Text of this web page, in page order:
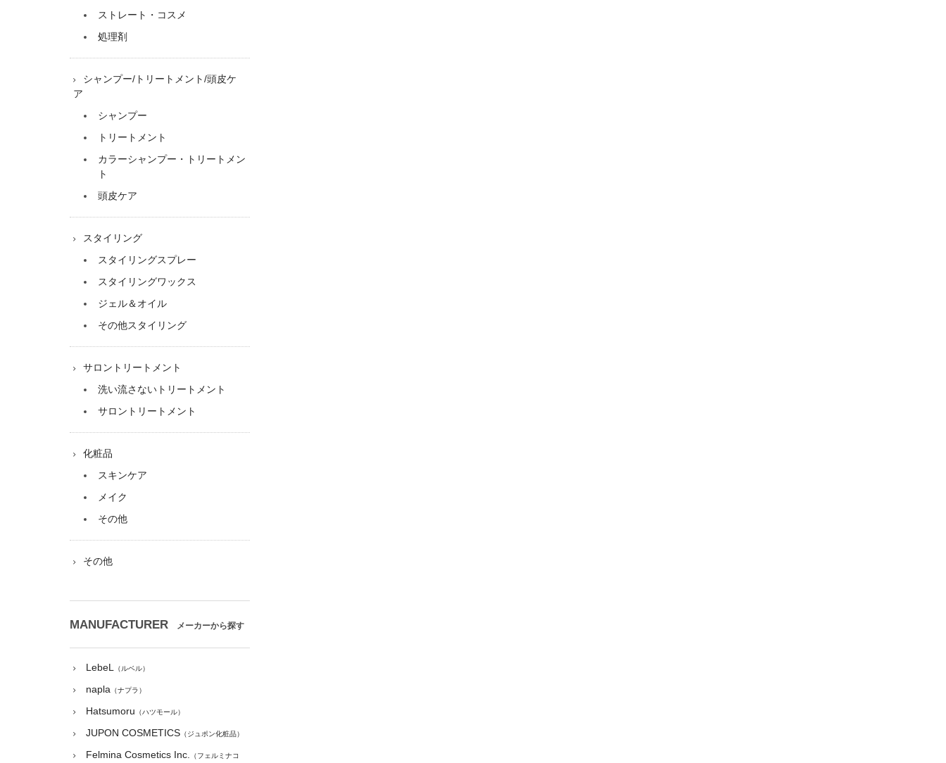
ストレート・コスメ
処理剤
シャンプー/トリートメント/頭皮ケ
ア
シャンプー
トリートメント
カラーシャンプー・トリートメン
ト
頭皮ケア
スタイリング
スタイリングスプレー
スタイリングワックス
ジェル＆オイル
その他スタイリング
サロントリートメント
洗い流さないトリートメント
サロントリートメント
化粧品
スキンケア
メイク
その他
その他
MANUFACTURER メーカーから探す
LebeL（ルベル）
napla（ナプラ）
Hatsumoru （ハツモール）
JUPON COSMETICS（ジュポン化粧品）
Felmina Cosmetics Inc. （フェルミナコ